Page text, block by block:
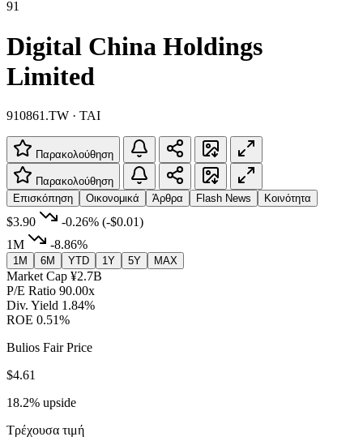
91
Digital China Holdings
Limited
910861.TW · TAI
Παρακολούθηση
Παρακολούθηση
Επισκόπηση
Οικονομικά Άρθρα Flash News Κοινότητα
$3.90 -0.26% (-$0.01)
1M
-8.86%
1M 6M YTD 1Y 5Y MAX
Market Cap ¥2.7B
P/E Ratio 90.00x
Div. Yield 1.84%
ROE 0.51%
Bulios Fair Price
$4.61
18.2% upside
Τρέχουσα τιμή